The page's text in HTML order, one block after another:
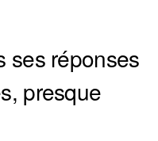
ses réponses
presque